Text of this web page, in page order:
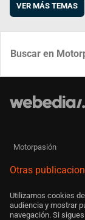
VER MÁS TEMAS
Motorpasión
Otras
Utilizamos cookies
audiencia y mostrar
navegación. Si